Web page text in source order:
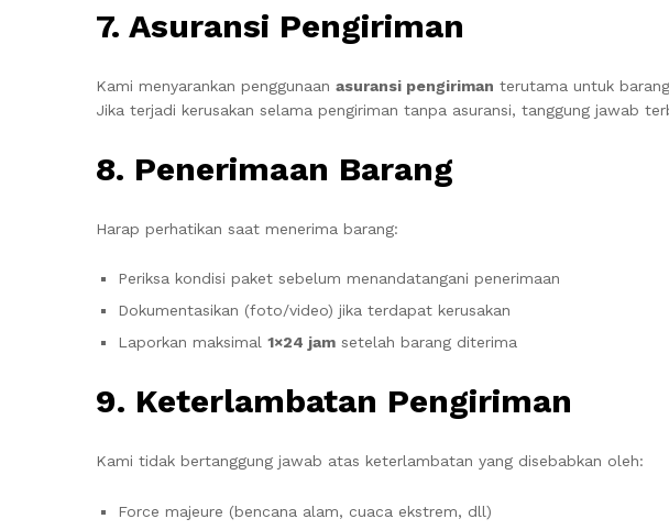
7. Asuransi Pengiriman
Kami menyarankan penggunaan asuransi pengiriman terutama untuk
Jika terjadi kerusakan selama pengiriman tanpa asuransi, tanggung jawab
8. Penerimaan Barang
Harap perhatikan saat menerima barang:
Periksa kondisi paket sebelum menandatangani penerimaan
Dokumentasikan (foto/video) jika terdapat kerusakan
Laporkan maksimal 1×24 jam setelah barang diterima
9. Keterlambatan Pengiriman
Kami tidak bertanggung jawab atas keterlambatan yang disebabkan oleh:
Force majeure (bencana alam, cuaca ekstrem, dll)